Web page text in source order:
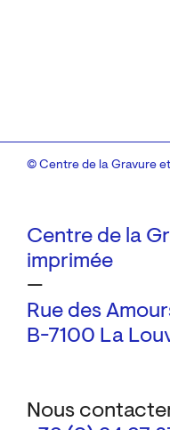
Centre de la
imprimée
—
Rue des
B-7100 La
Nous
© Centre de la Gravure